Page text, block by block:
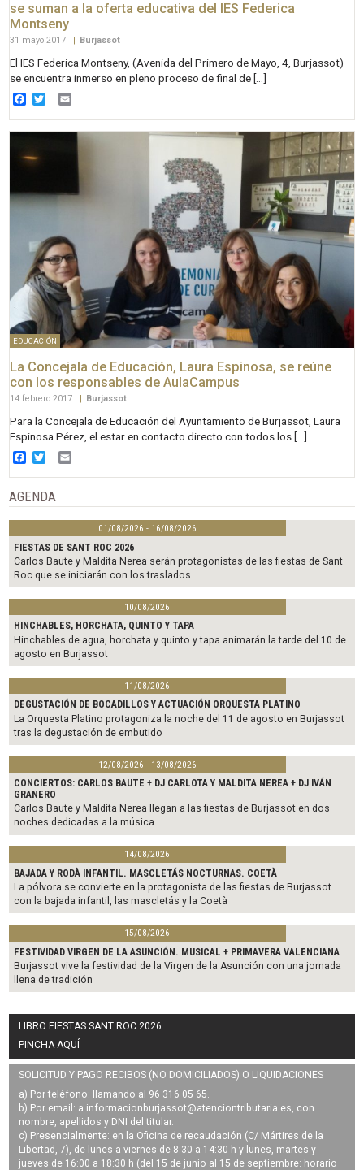
se suman a la oferta educativa del IES Federica
Montseny
31 mayo 2017 Burjassot
El IES Federica Montseny, (Avenida del Primero de Mayo, 4, Burjassot)
se encuentra inmerso en pleno proceso de final de […]
Facebook
Twitter
EDUCACIÓN
La Concejala de Educación, Laura Espinosa, se reúne
con los responsables de AulaCampus
14 febrero 2017 Burjassot
Para la Concejala de Educación del Ayuntamiento de Burjassot, Laura
Espinosa Pérez, el estar en contacto directo con todos los […]
Facebook
Twitter
AGENDA
01/08/2026 - 16/08/2026
FIESTAS DE SANT ROC 2026
Carlos Baute y Maldita Nerea serán protagonistas de las fiestas de Sant
Roc que se iniciarán con los traslados
10/08/2026
HINCHABLES, HORCHATA, QUINTO Y TAPA
Hinchables de agua, horchata y quinto y tapa animarán la tarde del 10 de
agosto en Burjassot
11/08/2026
DEGUSTACIÓN DE BOCADILLOS Y ACTUACIÓN ORQUESTA PLATINO
La Orquesta Platino protagoniza la noche del 11 de agosto en Burjassot
tras la degustación de embutido
12/08/2026 - 13/08/2026
CONCIERTOS: CARLOS BAUTE + DJ CARLOTA Y MALDITA NEREA + DJ IVÁN
GRANERO
Carlos Baute y Maldita Nerea llegan a las fiestas de Burjassot en dos
noches dedicadas a la música
14/08/2026
BAJADA Y RODÀ INFANTIL. MASCLETÁS NOCTURNAS. COETÀ
La pólvora se convierte en la protagonista de las fiestas de Burjassot
con la bajada infantil, las mascletás y la Coetà
15/08/2026
FESTIVIDAD VIRGEN DE LA ASUNCIÓN. MUSICAL + PRIMAVERA VALENCIANA
Burjassot vive la festividad de la Virgen de la Asunción con una jornada
llena de tradición
LIBRO FIESTAS SANT ROC 2026
PINCHA AQUÍ
SOLICITUD Y PAGO RECIBOS (NO DOMICILIADOS) O LIQUIDACIONES
a) Por teléfono: llamando al 96 316 05 65.
b) Por email: a informacionburjassot@atenciontributaria.es , con
nombre, apellidos y DNI del titular.
c) Presencialmente: en la Oficina de recaudación (C/ Mártires de la
Libertad, 7), de lunes a viernes de 8:30 a 14:30 h y lunes, martes y
jueves de 16:00 a 18:30 h (del 15 de junio al 15 de septiembre: horario